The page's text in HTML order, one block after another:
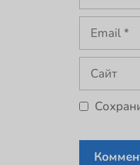
Email
Сайт